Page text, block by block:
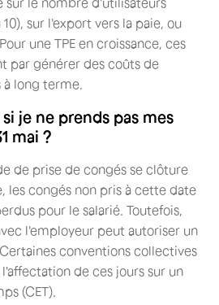
sur l'export vers la paie, ou
une TPE en croissance, ces
par générer des coûts de
long terme.
je ne prends pas mes
mai ?
de prise de congés se clôture
les congés non pris à cette date
pour le salarié. Toutefois,
l'employeur peut autoriser un
conventions collectives
de ces jours sur un
(CET).